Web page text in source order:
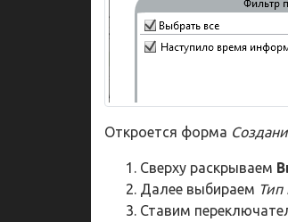
Откроется форма
Сверху раскрываем
Далее выбираем Тип
Ставим